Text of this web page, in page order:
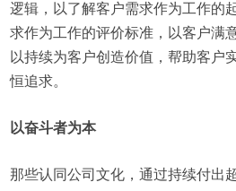
逻辑，以了解客户需求作为工作的
求作为工作的评价标准，以客户满
以持续为客户创造价值，帮助客户
恒追求。
以奋斗者为本
那些认同公司文化，通过持续付出